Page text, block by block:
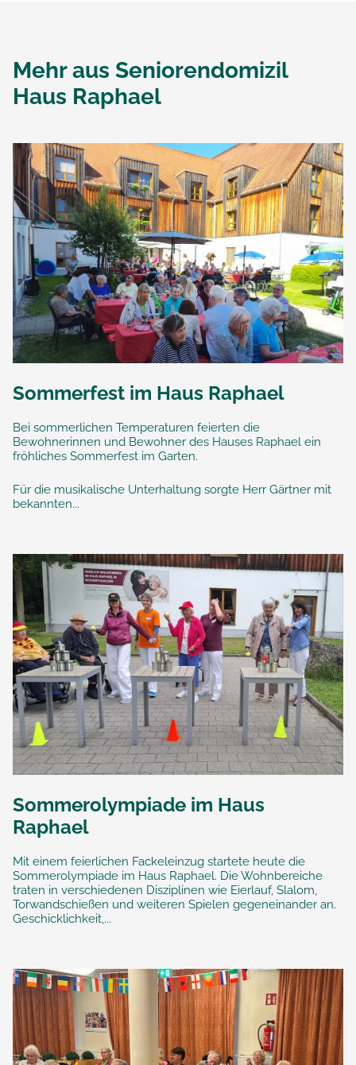
Mehr aus Seniorendomizil
Haus Raphael
Sommerfest im Haus Raphael
Bei sommerlichen Temperaturen feierten die
Bewohnerinnen und Bewohner des Hauses Raphael ein
fröhliches Sommerfest im Garten.
Für die musikalische Unterhaltung sorgte Herr Gärtner mit
bekannten...
Sommerolympiade im Haus
Raphael
Mit einem feierlichen Fackeleinzug startete heute die
Sommerolympiade im Haus Raphael. Die Wohnbereiche
traten in verschiedenen Disziplinen wie Eierlauf, Slalom,
Torwandschießen und weiteren Spielen gegeneinander an.
Geschicklichkeit,...